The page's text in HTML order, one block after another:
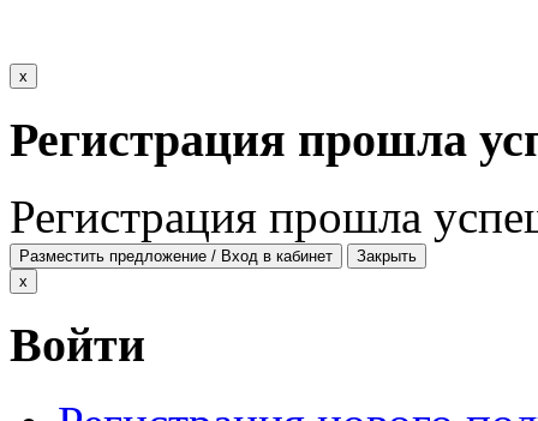
x
Регистрация прошла
Регистрация прошла
Разместить предложение / Вход в кабинет
Закрыть
x
Войти